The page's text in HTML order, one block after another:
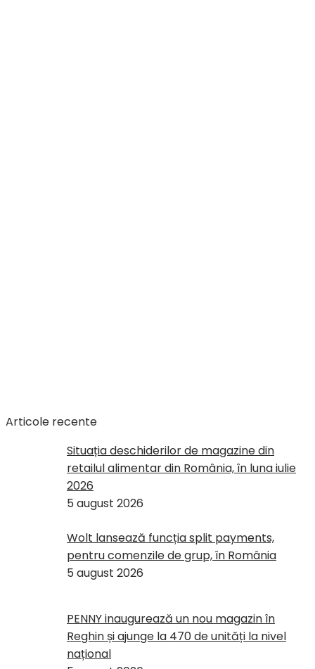
Articole recente
Situația deschiderilor de magazine din
retailul alimentar din România, în luna iulie
2026
5 august 2026
Wolt lansează funcția split payments,
pentru comenzile de grup, în România
5 august 2026
PENNY inaugurează un nou magazin în
Reghin și ajunge la 470 de unități la nivel
național